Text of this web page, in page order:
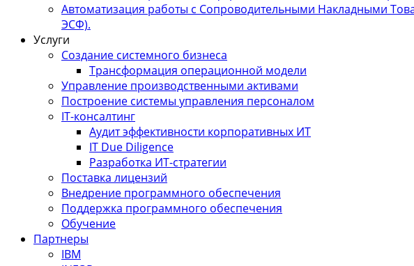
Автоматизация работы с Сопроводительными Накладными
ЭСФ).
Услуги
Создание системного бизнеса
Трансформация операционной модели
Управление производственными активами
Построение системы управления персоналом
IT-консалтинг
Аудит эффективности корпоративных ИТ
IT Due Diligence
Разработка ИТ-стратегии
Поставка лицензий
Внедрение программного обеспечения
Поддержка программного обеспечения
Обучение
Партнеры
IBM